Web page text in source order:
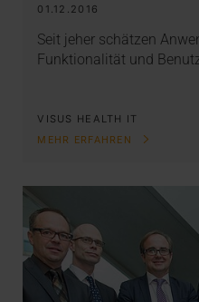
01.12.2016
Seit jeher schätzen
Funktionalität und
VISUS HEALTH IT
MEHR ERFAHREN